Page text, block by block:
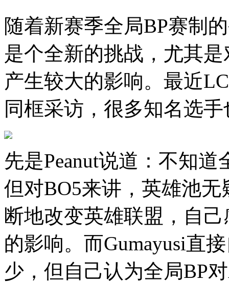
随着新赛季全局BP赛制
是个全新的挑战，尤其
产生较大的影响。最近
同框采访，很多知名选
先是Peanut说道：不知
但对BO5来讲，英雄池
断地改变英雄联盟，自
的影响。而Gumayusi直
少，但自己认为全局BP